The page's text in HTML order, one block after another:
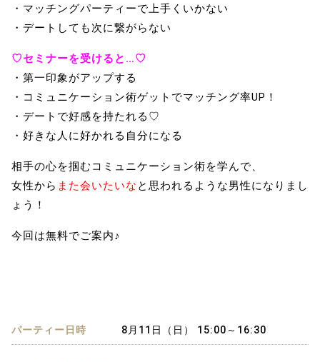
・マッチングパーティーで上手くいかない
・デートしても次に繋がらない
♡セミナーを受けると…♡
・第一印象がアップする
・コミュニケーション術ゲットでマッチング率UP！
・デートで好感を持たれる♡
・好きな人に好かれる自分になる
相手の心を掴むコミュニケーション術を学んで、
女性から また会いたいな と思われるような男性になりまし
ょう！
今回は無料でご案内♪
パーティー日時 8月11日（日） 15:00～16:30